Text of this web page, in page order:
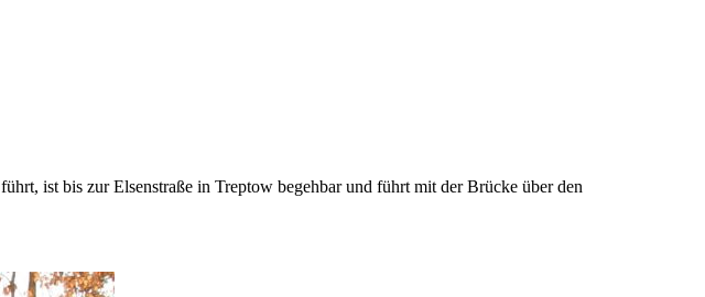
ist bis zur Elsenstraße in Treptow begehbar und führt mit der Brücke über den